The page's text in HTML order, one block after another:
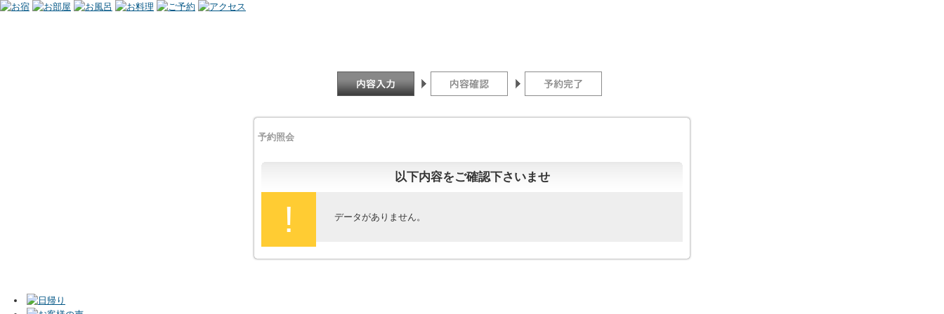
予約照会
以下内容をご確認下さいませ
! データがありません。